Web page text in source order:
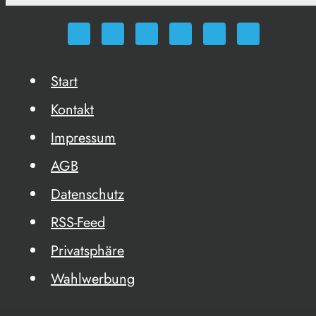
Start
Kontakt
Impressum
AGB
Datenschutz
RSS-Feed
Privatsphäre
Wahlwerbung